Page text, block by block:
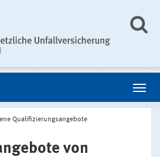
Qualifizierungsangebote
von